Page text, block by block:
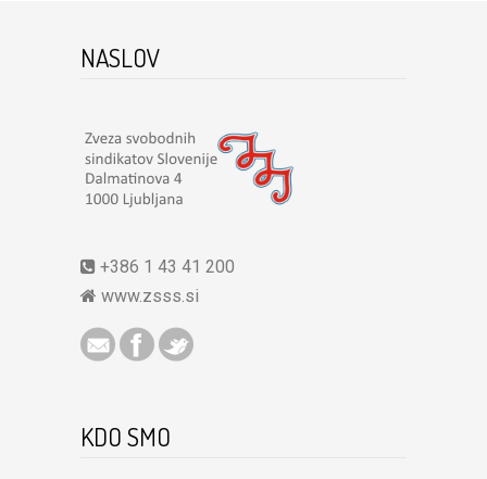
NASLOV
+386 1 43 41 200
www.zsss.si
KDO SMO